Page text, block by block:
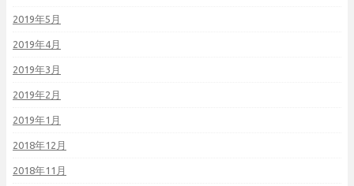
2019年5月
2019年4月
2019年3月
2019年2月
2019年1月
2018年12月
2018年11月